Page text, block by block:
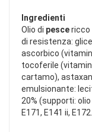
Ingredienti
Olio di pescericco
di resistenza:
ascorbico
tocoferile
cartamo),
emulsionante:
20% (supporti:
E171, E141 ii, E172.